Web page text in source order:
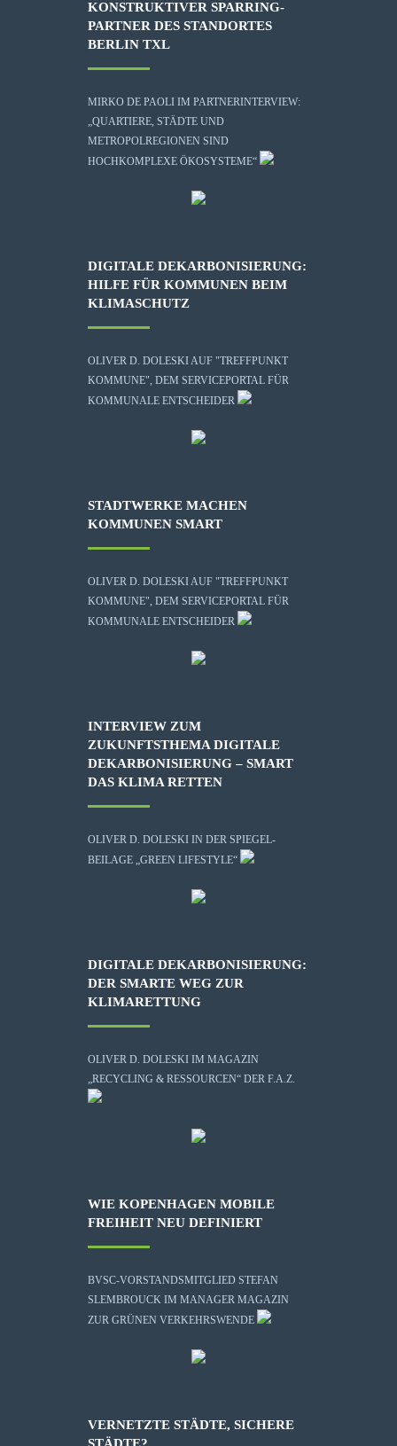
KONSTRUKTIVER SPARRING-
PARTNER DES STANDORTES
BERLIN TXL
MIRKO DE PAOLI IM PARTNERINTERVIEW:
„QUARTIERE, STÄDTE UND
METROPOLREGIONEN SIND
HOCHKOMPLEXE ÖKOSYSTEME“
DIGITALE DEKARBONISIERUNG:
HILFE FÜR KOMMUNEN BEIM
KLIMASCHUTZ
OLIVER D. DOLESKI AUF "TREFFPUNKT
KOMMUNE", DEM SERVICEPORTAL FÜR
KOMMUNALE ENTSCHEIDER
STADTWERKE MACHEN
KOMMUNEN SMART
OLIVER D. DOLESKI AUF "TREFFPUNKT
KOMMUNE", DEM SERVICEPORTAL FÜR
KOMMUNALE ENTSCHEIDER
INTERVIEW ZUM
ZUKUNFTSTHEMA DIGITALE
DEKARBONISIERUNG – SMART
DAS KLIMA RETTEN
OLIVER D. DOLESKI IN DER SPIEGEL-
BEILAGE „GREEN LIFESTYLE“
DIGITALE DEKARBONISIERUNG:
DER SMARTE WEG ZUR
KLIMARETTUNG
OLIVER D. DOLESKI IM MAGAZIN
„RECYCLING & RESSOURCEN“ DER F.A.Z.
WIE KOPENHAGEN MOBILE
FREIHEIT NEU DEFINIERT
BVSC-VORSTANDSMITGLIED STEFAN
SLEMBROUCK IM MANAGER MAGAZIN
ZUR GRÜNEN VERKEHRSWENDE
VERNETZTE STÄDTE, SICHERE